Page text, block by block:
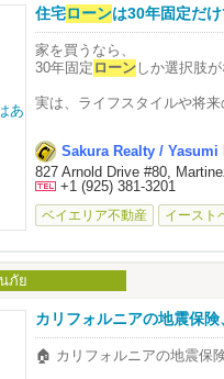
住宅ローンは30年固定だけ
家を買うなら、
30年固定 ローン しか選択肢
実は、ライフスタイルや将
「どの
そんな疑問がある方は、お気
お一人おひとりに合った選択
Sakura Realty / Yasumi
827 Arnold Drive #80,
+1 (925) 381-3201
ベイエリア不動産 イースト
ภัย
カリフォルニアの地震保
🏠 カリフォルニアの地震保